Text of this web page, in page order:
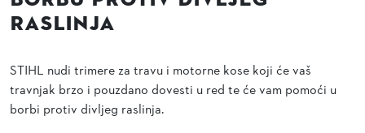
Raslinja
STIHL nudi trimere za travu i motorne kose koji će vaš
travnjak brzo i pouzdano dovesti u red te će vam pomoći u
borbi protiv divljeg raslinja.